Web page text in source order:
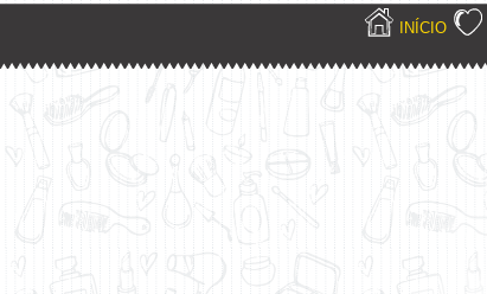
INÍCIO